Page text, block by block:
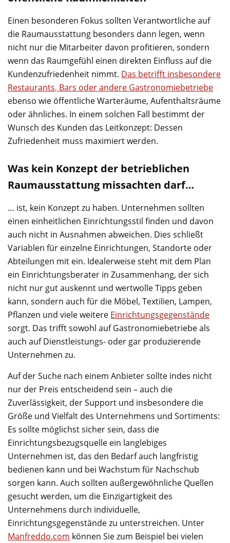
Einen besonderen Fokus sollten Verantwortliche auf
die Raumausstattung besonders dann legen, wenn
nicht nur die Mitarbeiter davon profitieren, sondern
wenn das Raumgefühl einen direkten Einfluss auf die
Kundenzufriedenheit nimmt. Das betrifft insbesondere
Restaurants, Bars oder andere Gastronomiebetriebe
ebenso wie öffentliche Warteräume, Aufenthaltsräume
oder ähnliches. In einem solchen Fall bestimmt der
Wunsch des Kunden das Leitkonzept: Dessen
Zufriedenheit muss maximiert werden.
Was kein Konzept der betrieblichen
Raumausstattung missachten darf…
… ist, kein Konzept zu haben. Unternehmen sollten
einen einheitlichen Einrichtungsstil finden und davon
auch nicht in Ausnahmen abweichen. Dies schließt
Variablen für einzelne Einrichtungen, Standorte oder
Abteilungen mit ein. Idealerweise steht mit dem Plan
ein Einrichtungsberater in Zusammenhang, der sich
nicht nur gut auskennt und wertwolle Tipps geben
kann, sondern auch für die Möbel, Textilien, Lampen,
Pflanzen und viele weitere Einrichtungsgegenstände
sorgt. Das trifft sowohl auf Gastronomiebetriebe als
auch auf Dienstleistungs- oder gar produzierende
Unternehmen zu.
Auf der Suche nach einem Anbieter sollte indes nicht
nur der Preis entscheidend sein – auch die
Zuverlässigkeit, der Support und insbesondere die
Größe und Vielfalt des Unternehmens und Sortiments:
Es sollte möglichst sicher sein, dass die
Einrichtungsbezugsquelle ein langlebiges
Unternehmen ist, das den Bedarf auch langfristig
bedienen kann und bei Wachstum für Nachschub
sorgen kann. Auch sollten außergewöhnliche Quellen
gesucht werden, um die Einzigartigkeit des
Unternehmens durch individuelle,
Einrichtungsgegenstände zu unterstreichen. Unter
Manfreddo.com können Sie zum Beispiel bei vielen